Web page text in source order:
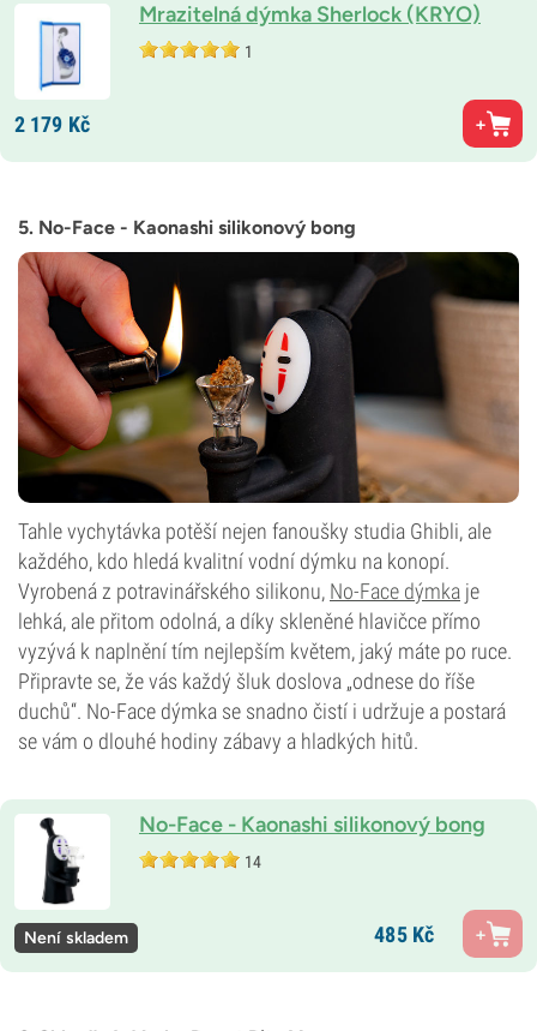
Mrazitelná dýmka Sherlock (KRYO)
1
2 179 Kč
5. No-Face - Kaonashi silikonový bong
Tahle vychytávka potěší nejen fanoušky studia Ghibli, ale
každého, kdo hledá kvalitní vodní dýmku na konopí.
Vyrobená z potravinářského silikonu, No-Face dýmka je
lehká, ale přitom odolná, a díky skleněné hlavičce přímo
vyzývá k naplnění tím nejlepším květem, jaký máte po ruce.
Připravte se, že vás každý šluk doslova „odnese do říše
duchů“. No-Face dýmka se snadno čistí i udržuje a postará
se vám o dlouhé hodiny zábavy a hladkých hitů.
No-Face - Kaonashi silikonový bong
14
Není skladem 485Kč